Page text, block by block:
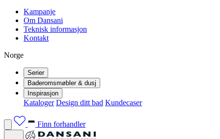
Kampanje
Om Dansani
Teknisk informasjon
Kontakt
Norge
Serier
Baderomsmøbler & dusj
Inspirasjon
Kataloger Design ditt bad Kundecaser
Finn forhandler